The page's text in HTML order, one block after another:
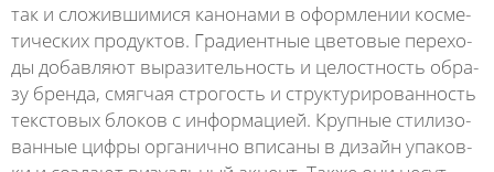
так и сло­жив­ши­ми­ся ка­но­на­ми в оформ­ле­нии кос­ме­
ти­чес­ких про­дук­тов. Гра­ди­ент­ные цве­то­вые пе­ре­хо­
ды до­бав­ля­ют вы­ра­зи­тель­ность и це­лост­ность об­ра­
зу брен­да, смяг­чая стро­гость и струк­ту­ри­ро­ван­ность
текс­то­вых бло­ков с ин­фор­ма­ци­ей. Круп­ные сти­ли­зо­
ван­ные циф­ры ор­га­нич­но впи­са­ны в ди­зайн упа­ков­